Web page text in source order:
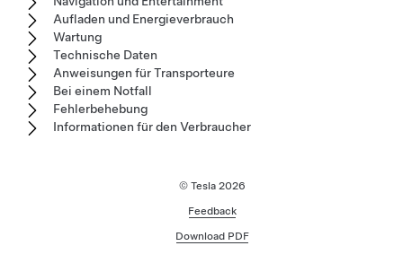
Aufladen und Energieverbrauch
Wartung
Technische Daten
Anweisungen für Transporteure
Bei einem Notfall
Fehlerbehebung
Informationen für den Verbraucher
© Tesla 2026
Feedback
Download PDF